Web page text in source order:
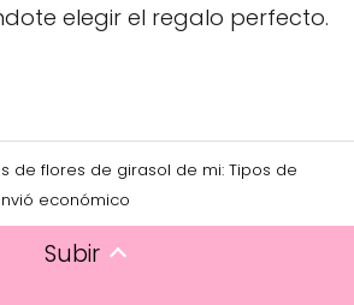
elegir el regalo perfecto.
de flores de girasol de mi: Tipos de
económico
Subir